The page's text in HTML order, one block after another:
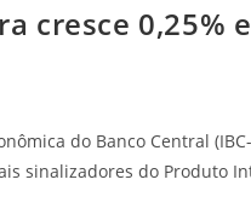
cresce 0,25%
do Banco Central
sinalizadores do Produto